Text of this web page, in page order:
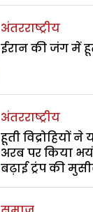
अंतरराष्ट्रीय
ईरान की जंग में
अंतरराष्ट्रीय
हूती विद्रोहियों
अरब पर किया
बढ़ाई ट्रंप की